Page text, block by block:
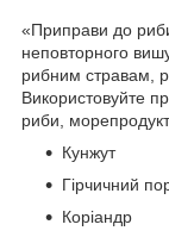
«Приправи до
неповторного
рибним стравам,
Використовуйте
риби,
Кунжут
Гірчичний
Коріандр